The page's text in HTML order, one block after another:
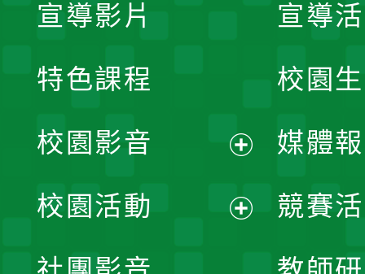
宣導
校園
媒體
競賽
宣導影片
特色課程
校園影音
開
校園活動